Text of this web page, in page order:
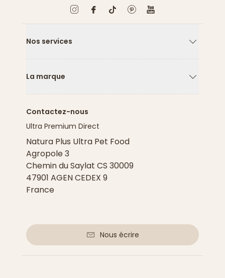
Nos services
La marque
Contactez-nous
Ultra Premium Direct
Natura Plus Ultra Pet Food
Agropole 3
Chemin du Saylat CS 30009
47901 AGEN CEDEX 9
France
Nous écrire